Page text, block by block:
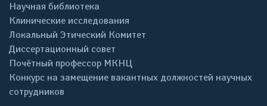
Научная библиотека
Клинические исследования
Локальный Этический Комитет
Диссертационный совет
Почётный профессор МКНЦ
Конкурс на замещение вакантных должностей научных
сотрудников